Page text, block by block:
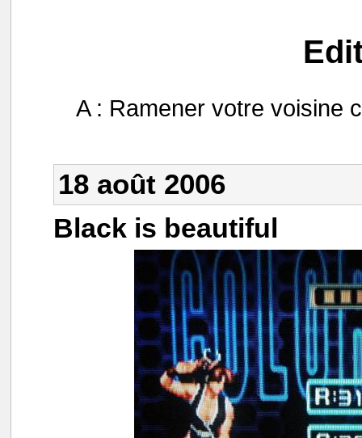
A : Ramener votre voisine
18 août 2006
Black is beautiful